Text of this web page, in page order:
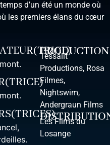
d’un été un monde où
les premiers élans du cœur
.
.
,
.
PRODUCTION
Tessalit
Productions, Rosa
Filmes,
Nightswim,
Andergraun Films
Les Films du
Losange